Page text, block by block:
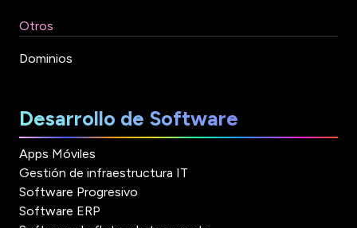
Otros
Dominios
Desarrollo de Software
Apps Móviles
Gestión de infraestructura IT
Software Progresivo
Software ERP